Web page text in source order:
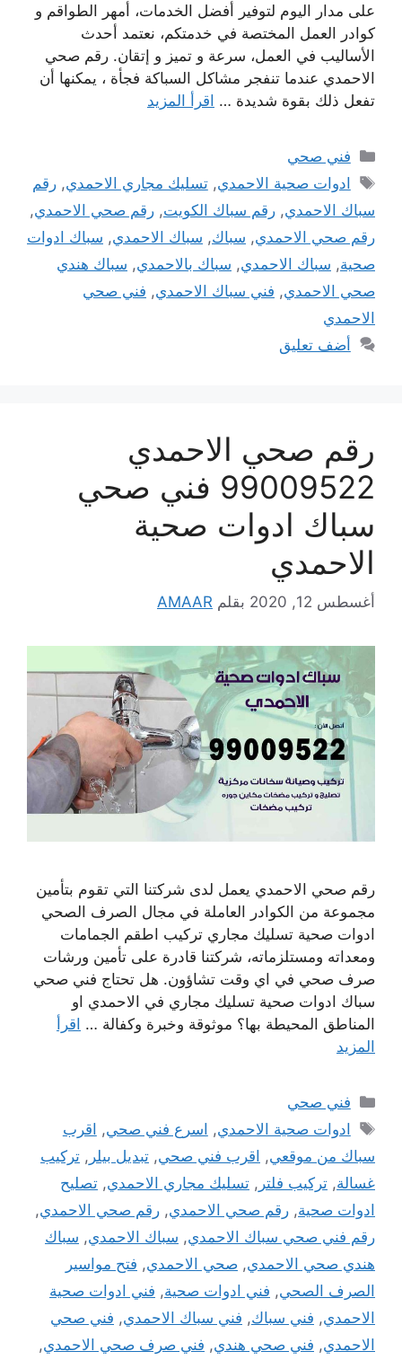
على مدار اليوم لتوفير أفضل الخدمات، أمهر الطواقم و
كوادر العمل المختصة في خدمتكم، نعتمد أحدث
الأساليب في العمل، سرعة و تميز و إتقان. رقم صحي
الاحمدي عندما تنفجر مشاكل السباكة فجأة ، يمكنها أن
تفعل ذلك بقوة شديدة … اقرأ المزيد
التصنيفات
فني صحي
الوسوم
ادوات صحية الاحمدي,تسليك مجاري الاحمدي,رقم
سباك الاحمدي, رقم سباك الكويت, رقم صحي الاحمدي,
رقم صحي الاحمدي, سباك, سباك الاحمدي, سباك ادوات
صحية, سباك الاحمدي, سباك بالاحمدي, سباك هندي
صحي الاحمدي, فني سباك الاحمدي, فني صحي
الاحمدي
أضف تعليق
رقم صحي الاحمدي
99009522 فني صحي
سباك ادوات صحية
الاحمدي
أغسطس 12, 2020 بقلم AMAAR
رقم صحي الاحمدي يعمل لدى شركتنا التي تقوم بتأمين
مجموعة من الكوادر العاملة في مجال الصرف الصحي
ادوات صحية تسليك مجاري تركيب اطقم الجمامات
ومعداته ومستلزماته، شركتنا قادرة على تأمين ورشات
صرف صحي في اي وقت تشاؤون. هل تحتاج فني صحي
سباك ادوات صحية تسليك مجاري في الاحمدي او
المناطق المحيطة بها؟ موثوقة وخبرة وكفالة … اقرأ
المزيد
التصنيفات
فني صحي
الوسوم
ادوات صحية الاحمدي, اسرع فني صحي, اقرب
سباك من موقعي, اقرب فني صحي, تبديل بيلر , تركيب
غسالة, تركيب فلتر , تسليك مجاري الاحمدي, تصليح
ادوات صحية, رقم صحي الاحمدي, رقم صحي الاحمدي,
رقم فني صحي سباك الاحمدي, سباك الاحمدي, سباك
هندي صحي الاحمدي, صحي الاحمدي, فتح مواسير
الصرف الصحي, فني ادوات صحية, فني ادوات صحية
الاحمدي, فني سباك, فني سباك الاحمدي, فني صحي
الاحمدي, فني صحي هندي, فني صرف صحي الاحمدي,